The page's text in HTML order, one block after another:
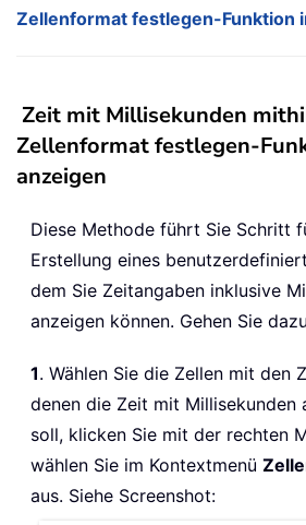
Zellenformat festlegen-Funktion
Zeit mit Millisekunden
Zellenformat festlegen-
anzeigen
Diese Methode führt Sie Schritt
Erstellung eines
dem Sie Zeitangaben inklusive
anzeigen können. Gehen Sie
1. Wählen Sie die Zellen mit den
denen die Zeit mit Millisekunden
soll, klicken Sie mit der rechten
wählen Sie im Kontextmenü
aus. Siehe Screenshot: